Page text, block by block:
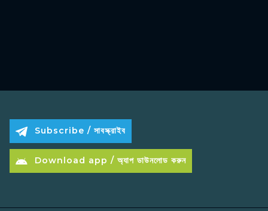
Subscribe / সাবস্ক্রাইব
Download app / অ্যাপ ডাউনলোড করুন